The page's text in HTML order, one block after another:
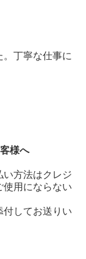
丁寧な仕事に
様へ
い方法はクレジ
使用にならない
付してお送りい